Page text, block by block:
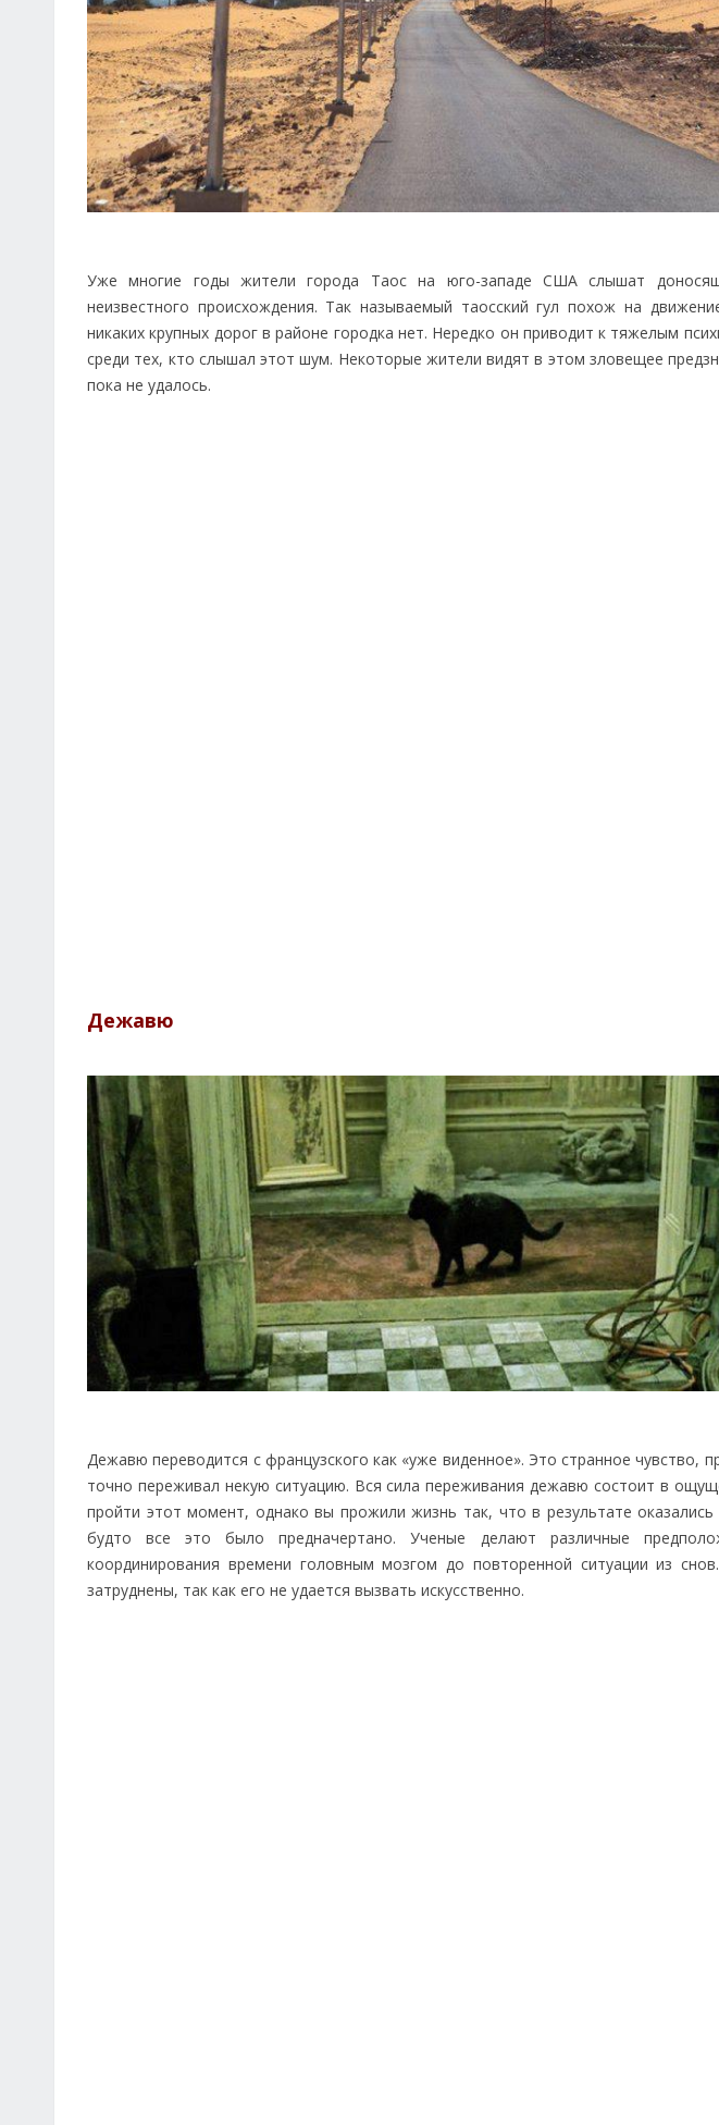
Уже многие годы жители города Таос на юго-западе США слышат
неизвестного происхождения. Так называемый таосский гул похож на
никаких крупных дорог в районе городка нет. Нередко он приводит к тяжелым
среди тех, кто слышал этот шум. Некоторые жители видят в этом зловещее
пока не удалось.
Дежавю
Дежавю переводится с французского как «уже виденное». Это странное
точно переживал некую ситуацию. Вся сила переживания дежавю состоит в
пройти этот момент, однако вы прожили жизнь так, что в результате
будто все это было предначертано. Ученые делают различные
координирования времени головным мозгом до повторенной ситуации из
затруднены, так как его не удается вызвать искусственно.